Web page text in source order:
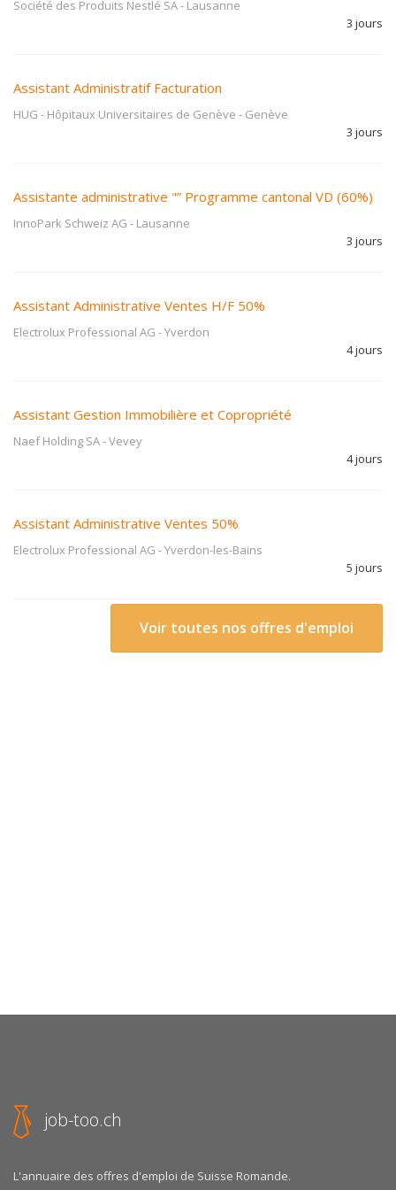
Société des Produits Nestlé SA- Lausanne
3 jours
Assistant Administratif Facturation
HUG - Hôpitaux Universitaires de Genève - Genève
3 jours
Assistante administrative "” Programme cantonal VD (60%)
InnoPark Schweiz AG - Lausanne
3 jours
Assistant Administrative Ventes H/F 50%
Electrolux Professional AG -Yverdon
4 jours
Assistant Gestion Immobilière et Copropriété
Naef Holding SA-Vevey
4 jours
Assistant Administrative Ventes 50%
Electrolux Professional AG -Yverdon-les-Bains
5 jours
Voir toutes nos offres d'emploi
job-too.ch
L'annuaire des offres d'emploi de Suisse Romande.